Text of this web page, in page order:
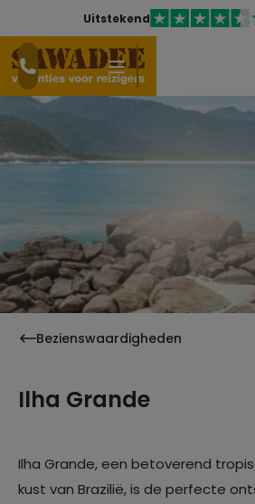
Uitstekend
Bezienswaardigheden
Ilha Grande
Ilha Grande, een betoverend
kust van Brazilië, is de perfecte